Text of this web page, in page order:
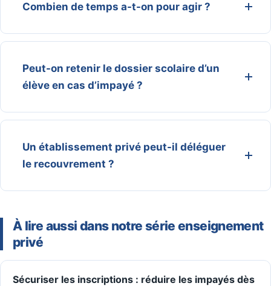
Combien de temps a-t-on pour agir ?
Peut-on retenir le dossier scolaire d’un
élève en cas d’impayé ?
Un établissement privé peut-il déléguer
le recouvrement ?
À lire aussi dans notre série enseignement
privé
Sécuriser les inscriptions : réduire les impayés dès